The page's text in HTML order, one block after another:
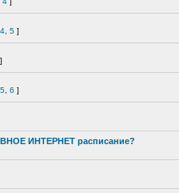
4 5 ]
]
5 6 ]
ИНТЕРНЕТ расписание?